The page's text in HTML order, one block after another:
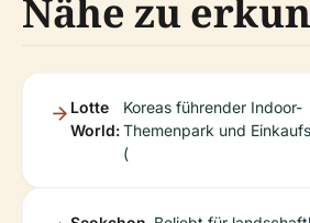
Nähe zu
Lotte
World:
Koreas führender Indoor-
Themenpark und
(